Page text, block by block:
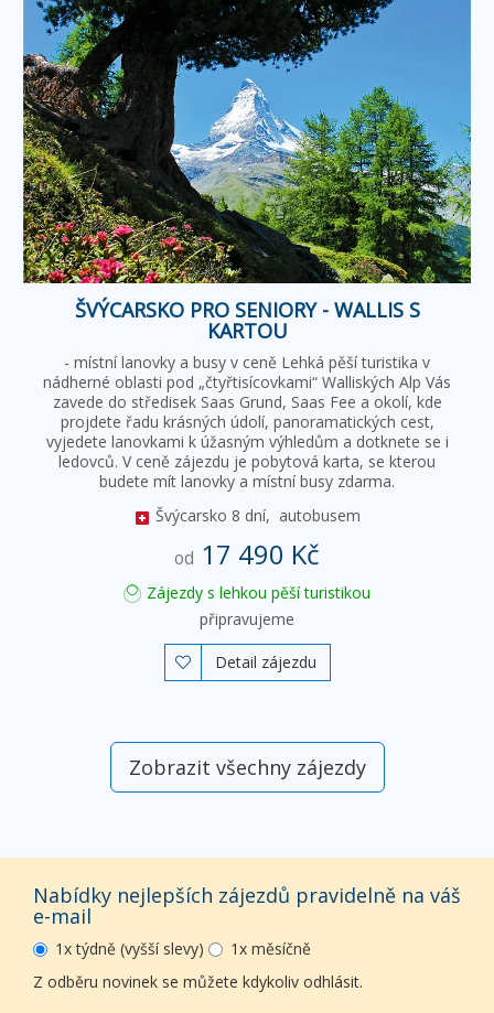
ŠVÝCARSKO PRO SENIORY - WALLIS S
KARTOU
- místní lanovky a busy v ceně Lehká pěší turistika v
nádherné oblasti pod „čtyřtisícovkami“ Walliských Alp Vás
zavede do středisek Saas Grund, Saas Fee a okolí, kde
projdete řadu krásných údolí, panoramatických cest,
vyjedete lanovkami k úžasným výhledům a dotknete se i
ledovců. V ceně zájezdu je pobytová karta, se kterou
budete mít lanovky a místní busy zdarma.
Švýcarsko 8 dní, autobusem
od 17 490 Kč
Zájezdy s lehkou pěší turistikou
připravujeme
 Detail zájezdu
Zobrazit všechny zájezdy
Nabídky nejlepších zájezdů pravidelně na váš
e-mail
1x týdně (vyšší slevy)
1x měsíčně
Z odběru novinek se můžete kdykoliv odhlásit.